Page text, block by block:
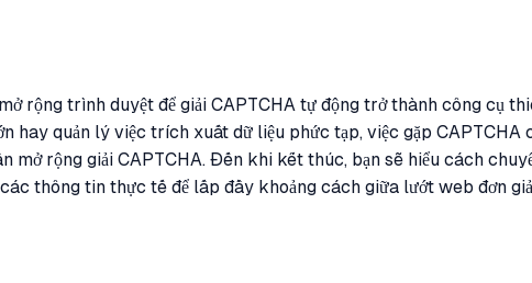
rộng trình duyệt để giải CAPTCHA tự động trở thành công cụ
quản lý việc trích xuất dữ liệu phức tạp, việc gặp CAPTCHA
mở rộng giải CAPTCHA. Đến khi kết thúc, bạn sẽ hiểu cách
thông tin thực tế để lấp đầy khoảng cách giữa lướt web đơn